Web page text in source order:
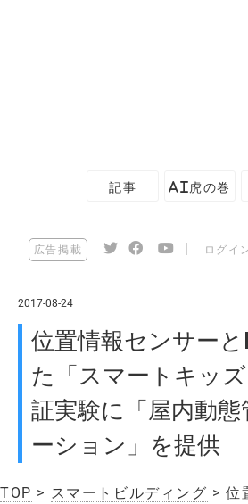
記事 AI虎の巻
広告掲載 ログイ
2017-08-24
位置情報センサー
た「スマートキッ
証実験に「屋内動態
ーション」を提供
TOP > スマートビルディング > 位